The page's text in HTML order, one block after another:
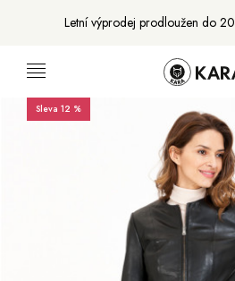
Letní výprodej prodloužen do
Muži
Pásky
Sleva 12 %